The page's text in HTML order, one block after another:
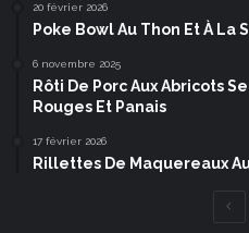
20 février 2026
Poke Bowl Au Thon Et À La
6 novembre 2025
Rôti De Porc Aux Abricots
Rouges Et Panais
17 février 2026
Rillettes De Maquereaux